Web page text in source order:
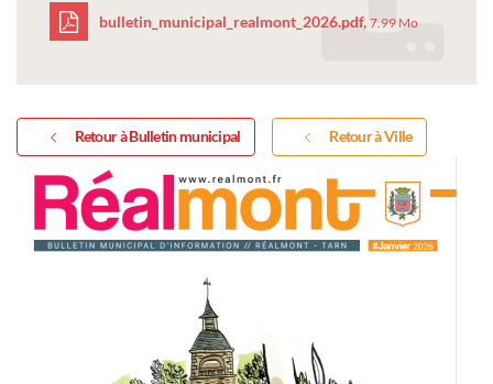
bulletin_municipal_realmont_2026.pdf, 7.99 Mo
Retour à Bulletin municipal Retour à Ville